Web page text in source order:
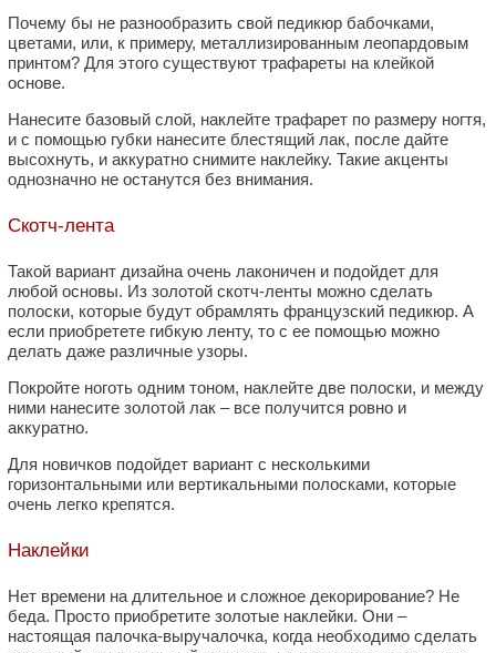
Почему бы не разнообразить свой педикюр бабочками,
цветами, или, к примеру, металлизированным леопардовым
принтом? Для этого существуют трафареты на клейкой
основе.
Нанесите базовый слой, наклейте трафарет по размеру ногтя,
и с помощью губки нанесите блестящий лак, после дайте
высохнуть, и аккуратно снимите наклейку. Такие акценты
однозначно не останутся без внимания.
Скотч-лента
Такой вариант дизайна очень лаконичен и подойдет для
любой основы. Из золотой скотч-ленты можно сделать
полоски, которые будут обрамлять французский педикюр. А
если приобретете гибкую ленту, то с ее помощью можно
делать даже различные узоры.
Покройте ноготь одним тоном, наклейте две полоски, и между
ними нанесите золотой лак – все получится ровно и
аккуратно.
Для новичков подойдет вариант с несколькими
горизонтальными или вертикальными полосками, которые
очень легко крепятся.
Наклейки
Нет времени на длительное и сложное декорирование? Не
беда. Просто приобретите золотые наклейки. Они –
настоящая палочка-выручалочка, когда необходимо сделать